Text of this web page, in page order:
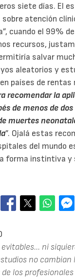
siete días. El
atención
cuando el 99%
recursos,
salvar
aleatorios y
países de rentas
recomendar la
de menos de
muertes
”. Ojalá estas
del mundo
forma instintiva y
ni
no
los